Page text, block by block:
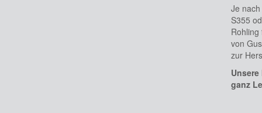
Je
S355
von
zur
ganz